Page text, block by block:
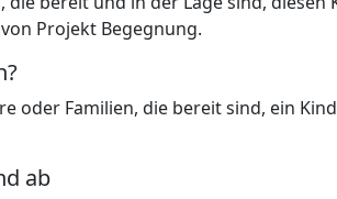
Projekt Begegnung.
oder Familien, die bereit sind, ein
ab